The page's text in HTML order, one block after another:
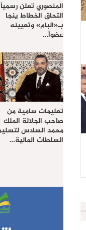
المنصوري تعلن رسمياً
التحاق الخطاط ينجا
بـ«البام» وتعيينه
عضواً…
تعليمات سامية من
صاحب الجلالة الملك
محمد السادس
السلطات المالية…